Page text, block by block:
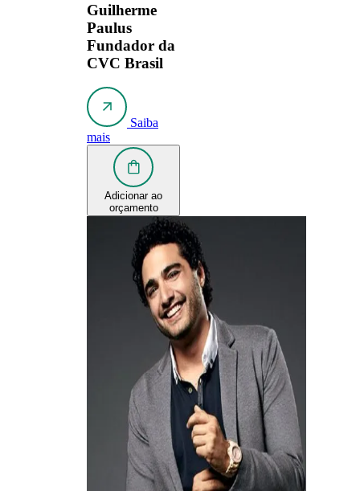
Guilherme
Paulus
Fundador da
CVC Brasil
Saiba
mais
Adicionar ao
orçamento